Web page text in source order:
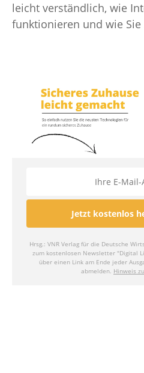
leicht verständlich, wie
funktionieren und wie